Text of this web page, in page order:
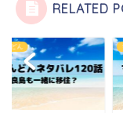
RELATED
んどん